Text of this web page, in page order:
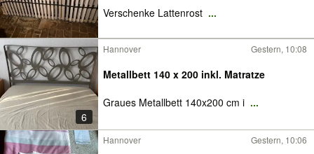
Verschenke Lattenrost ...
6
Hannover Gestern, 10:08
Metallbett 140 x 200 inkl. Matratze
Graues Metallbett 140x200 cm i ...
Hannover Gestern, 10:06